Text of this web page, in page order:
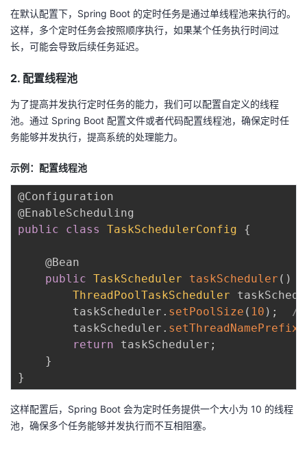
在默认配置下，Spring Boot 的定时任务是通过单线程池来执行的。
这样，多个定时任务会按照顺序执行，如果某个任务执行时间过
长，可能会导致后续任务延迟。
2. 配置线程池
为了提高并发执行定时任务的能力，我们可以配置自定义的线程
池。通过 Spring Boot 配置文件或者代码配置线程池，确保定时任
务能够并发执行，提高系统的处理能力。
示例：配置线程池
@Configuration
@EnableScheduling
public
class TaskSchedulerConfig {
@Bean
public TaskScheduler taskScheduler ( )
ThreadPoolTaskScheduler
        taskScheduler
. setPoolSize ( 10 ) ;
//
        taskScheduler
. setThreadNamePrefix
return taskScheduler ;
}
}
这样配置后，Spring Boot 会为定时任务提供一个大小为 10 的线程
池，确保多个任务能够并发执行而不互相阻塞。